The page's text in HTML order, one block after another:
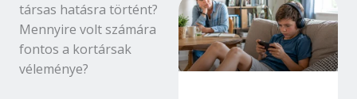
társas hatásra történt?
Mennyire volt számára
fontos a kortársak
véleménye?